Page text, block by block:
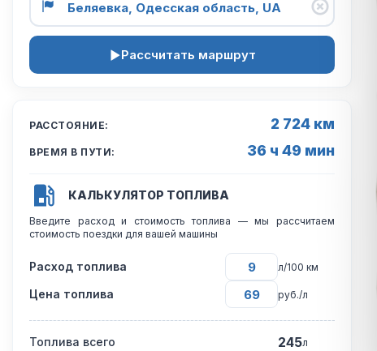
Рассчитать маршрут
РАССТОЯНИЕ: 2 724 км
ВРЕМЯ В ПУТИ: 36 ч 49 мин
КАЛЬКУЛЯТОР ТОПЛИВА
Введите расход и стоимость топлива — мы рассчитаем
стоимость поездки для вашей машины
Расход топлива л/100 км
Цена топлива руб./л
Топлива всего 245л